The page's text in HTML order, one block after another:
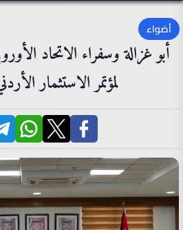
أضواء
أبو غزالة وسفراء الاتحاد
لمؤتمر الاستثمار